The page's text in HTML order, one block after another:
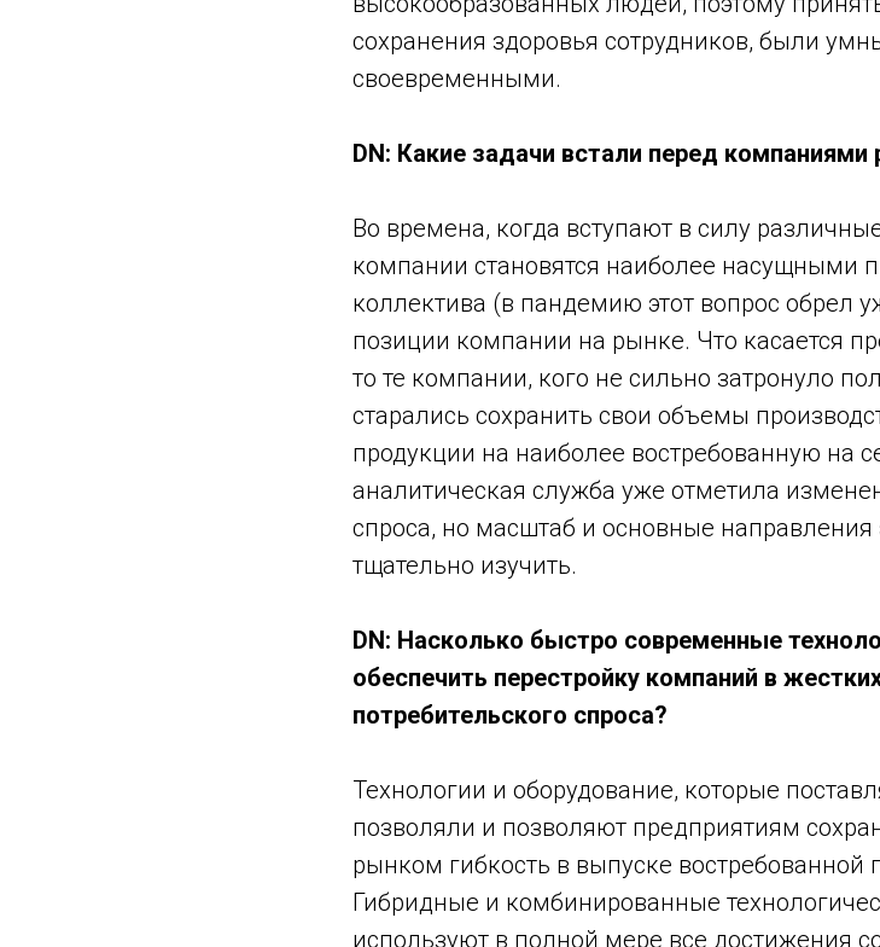
сохранения здоровья сотрудников, были
своевременными.
DN: Какие задачи встали перед
Во времена, когда вступают в силу
компании становятся наиболее насущными
коллектива (в пандемию этот вопрос обрел
позиции компании на рынке. Что касается
то те компании, кого не сильно затронуло
старались сохранить свои объемы
продукции на наиболее востребованную на
аналитическая служба уже отметила
спроса, но масштаб и основные
тщательно изучить.
DN: Насколько быстро современные
обеспечить перестройку компаний в
потребительского спроса?
Технологии и оборудование, которые
позволяли и позволяют предприятиям
рынком гибкость в выпуске востребованной
Гибридные и комбинированные
используют в полной мере все достижения